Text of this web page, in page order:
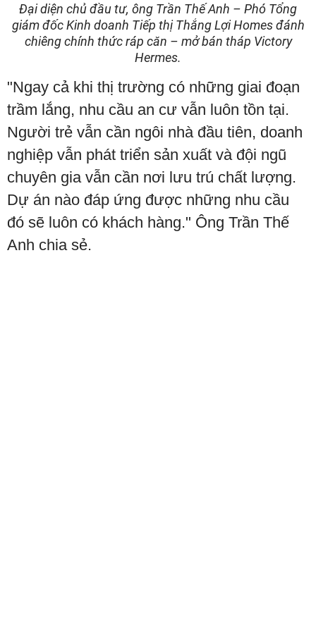
Đại diện chủ đầu tư, ông Trần Thế Anh – Phó Tổng
giám đốc Kinh doanh Tiếp thị Thắng Lợi Homes đánh
chiêng chính thức ráp căn – mở bán tháp Victory
Hermes.
"Ngay cả khi thị trường có những giai đoạn
trầm lắng, nhu cầu an cư vẫn luôn tồn tại.
Người trẻ vẫn cần ngôi nhà đầu tiên, doanh
nghiệp vẫn phát triển sản xuất và đội ngũ
chuyên gia vẫn cần nơi lưu trú chất lượng.
Dự án nào đáp ứng được những nhu cầu
đó sẽ luôn có khách hàng." Ông Trần Thế
Anh chia sẻ.